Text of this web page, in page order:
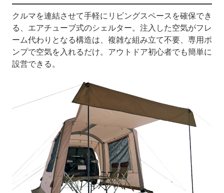
クルマを連結させて手軽にリビングスペースを確保でき
る、エアチューブ式のシェルター。注入した空気がフレ
ーム代わりとなる構造は、複雑な組み立て不要、専用ポ
ンプで空気を入れるだけ。アウトドア初心者でも簡単に
設営できる。